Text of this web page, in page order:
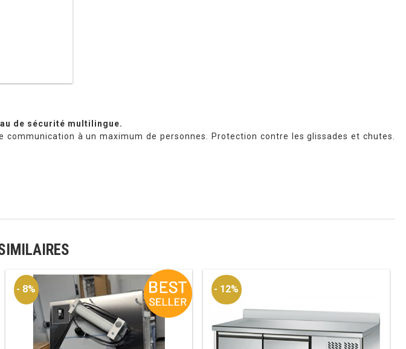
de sécurité multilingue.
à un maximum de personnes. Protection contre les glissades et chutes.
- 8% - 12%